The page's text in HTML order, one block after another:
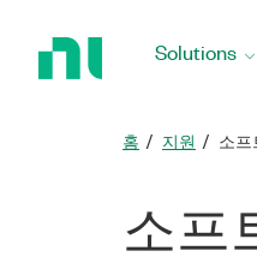
Solutions
홈 지원 소
소프